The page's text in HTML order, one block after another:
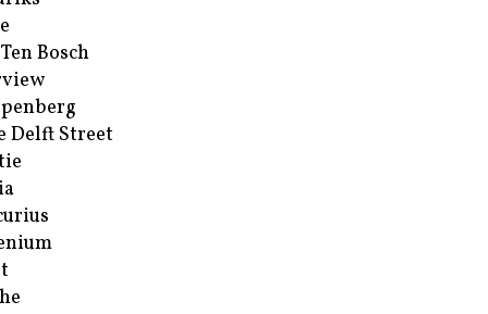
Bosch
Delft Street